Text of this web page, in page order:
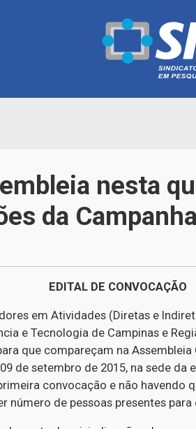
nesta
da
EDITAL DE CONVOCAÇÃO
em Atividades (Diretas e
e Tecnologia de Campinas e
que compareçam na
de setembro de 2015, na sede da
convocação e não havendo
número de pessoas presentes